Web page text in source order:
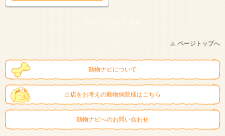
スマートフォン | PC
ページトップへ
動物ナビについて
出店をお考えの動物病院様はこちら
動物ナビへのお問い合わせ